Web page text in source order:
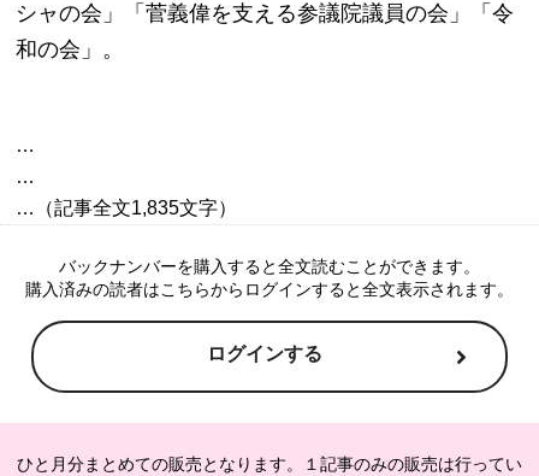
シャの会」「菅義偉を支える参議院議員の会」「令
和の会」。
…
…
バックナンバーを購入すると全文読むことができます。
購入済みの読者はこちらからログインすると全文表示されます。
ログインする
ひと月分まとめての販売となります。１記事のみの販売は行ってい